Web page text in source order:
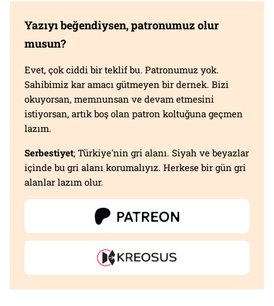
Yazıyı beğendiysen, patronumuz olur
musun?
Evet, çok ciddi bir teklif bu. Patronumuz yok.
Sahibimiz kar amacı gütmeyen bir dernek. Bizi
okuyorsan, memnunsan ve devam etmesini
istiyorsan, artık boş olan patron koltuğuna geçmen
lazım.
Serbestiyet; Türkiye'nin gri alanı. Siyah ve beyazlar
içinde bu gri alanı korumalıyız. Herkese bir gün gri
alanlar lazım olur.